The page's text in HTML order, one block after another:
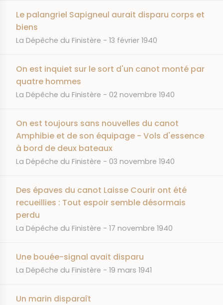
Le palangriel Sapigneul aurait disparu corps et
biens
JOURNAL
La Dépêche du Finistère DATE
13 février 1940
On est inquiet sur le sort d'un canot monté par
quatre hommes
JOURNAL
La Dépêche du Finistère DATE
02 novembre 1940
On est toujours sans nouvelles du canot
Amphibie et de son équipage - Vols d'essence
à bord de deux bateaux
JOURNAL
La Dépêche du Finistère DATE
03 novembre 1940
Des épaves du canot Laisse Courir ont été
recueillies : Tout espoir semble désormais
perdu
JOURNAL
La Dépêche du Finistère DATE
17 novembre 1940
Une bouée-signal avait disparu
JOURNAL
La Dépêche du Finistère DATE
19 mars 1941
Un marin disparaît